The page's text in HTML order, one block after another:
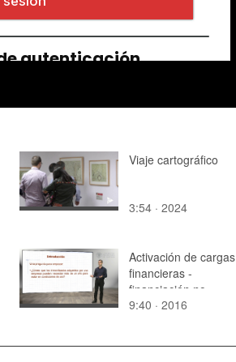
Viaje cartográfico
3:54 · 2024
Activación de cargas
financieras -
financiación no
específica o genérica
9:40 · 2016